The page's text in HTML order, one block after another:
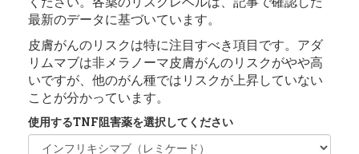
最新のデータに基づいています。
皮膚がんのリスクは特に注目すべき項目です。アダ
リムマブは非メラノーマ皮膚がんのリスクがやや高
いですが、他のがん種ではリスクが上昇していない
ことが分かっています。
使用するTNF阻害薬を選択してください